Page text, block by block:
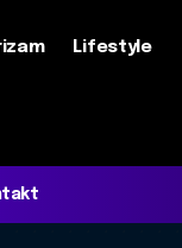
Lifestyle